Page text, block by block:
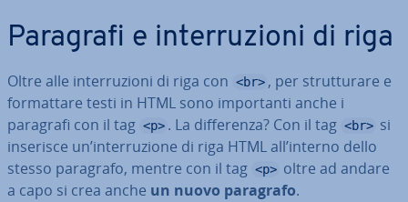
Paragrafi e in­ter­ru­zio­ni di riga
Oltre alle in­ter­ru­zio­ni di riga con <br> , per strut­tu­ra­re e
for­mat­ta­re testi in HTML sono im­por­tan­ti anche i
paragrafi con il tag <p> . La dif­fe­ren­za? Con il tag <br> si
inserisce un’in­ter­ru­zio­ne di riga HTML all’interno dello
stesso paragrafo, mentre con il tag <p> oltre ad andare
a capo si crea anche un nuovo paragrafo.